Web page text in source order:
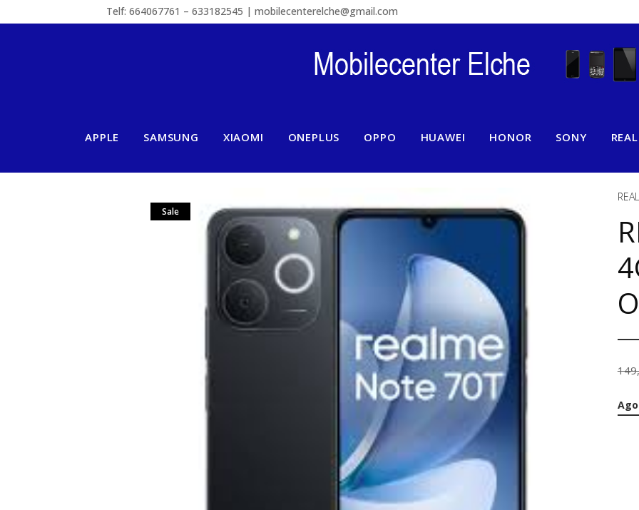
Telf: 664067761 – 633182545 | mobilecenterelche@gmail.com
APPLE SAMSUNG XIAOMI ONEPLUS OPPO HUAWEI HONOR SONY
Sale